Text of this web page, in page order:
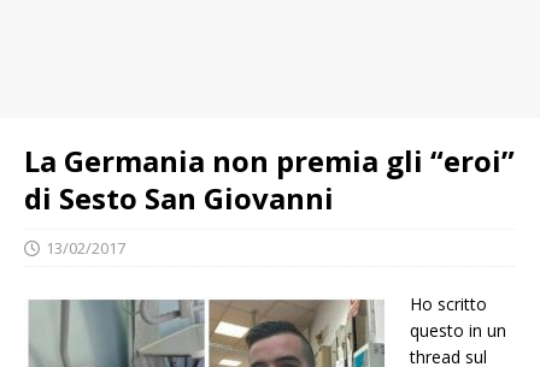
La Germania non premia gli “eroi”
di Sesto San Giovanni
13/02/2017
Ho scritto
questo in un
thread sul